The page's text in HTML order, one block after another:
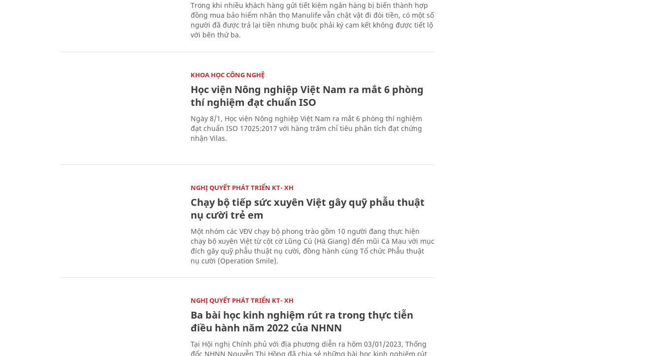
Trong khi nhiều khách hàng gửi tiết kiệm ngân hàng bị biến thành hợp
đồng mua bảo hiểm nhân thọ Manulife vẫn chật vật đi đòi tiền, có một số
người đã được trả lại tiền nhưng buộc phải ký cam kết không được tiết lộ
với bên thứ ba.
KHOA HỌC CÔNG NGHỆ
Học viện Nông nghiệp Việt Nam ra mắt 6 phòng
thí nghiệm đạt chuẩn ISO
Ngày 8/1, Học viện Nông nghiệp Việt Nam ra mắt 6 phòng thí nghiệm
đạt chuẩn ISO 17025:2017 với hàng trăm chỉ tiêu phân tích đạt chứng
nhận Vilas.
NGHỊ QUYẾT PHÁT TRIỂN KT- XH
Chạy bộ tiếp sức xuyên Việt gây quỹ phẫu thuật
nụ cười trẻ em
Một nhóm các VĐV chạy bộ phong trào gồm 10 người đang thực hiện
chạy bộ xuyên Việt từ cột cờ Lũng Cú (Hà Giang) đến mũi Cà Mau với mục
đích gây quỹ phẫu thuật nụ cười, đồng hành cùng Tổ chức Phẫu thuật
nụ cười (Operation Smile).
NGHỊ QUYẾT PHÁT TRIỂN KT- XH
Ba bài học kinh nghiệm rút ra trong thực tiễn
điều hành năm 2022 của NHNN
Tại Hội nghị Chính phủ với địa phương diễn ra hôm 03/01/2023, Thống
đốc NHNN Nguyễn Thị Hồng đã chia sẻ những bài học kinh nghiệm rút